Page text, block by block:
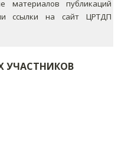
материалов публикаций
ссылки на сайт ЦРТДП
УЧАСТНИКОВ